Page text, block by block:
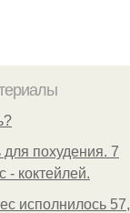
для похудения. 7
- коктейлей.
исполнилось 57,